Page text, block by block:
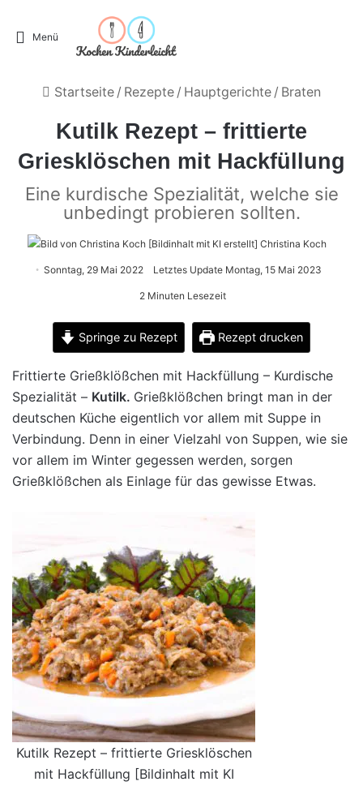
Menü
Startseite / Rezepte / Hauptgerichte / Braten
Kutilk Rezept – frittierte
Griesklöschen mit Hackfüllung
Eine kurdische Spezialität, welche sie
unbedingt probieren sollten.
Christina Koch
Sonntag, 29 Mai 2022 Letztes Update Montag, 15 Mai 2023
2 Minuten Lesezeit
Springe zu Rezept Rezept drucken
Frittierte Grießklößchen mit Hackfüllung – Kurdische
Spezialität – Kutilk. Grießklößchen bringt man in der
deutschen Küche eigentlich vor allem mit Suppe in
Verbindung. Denn in einer Vielzahl von Suppen, wie sie
vor allem im Winter gegessen werden, sorgen
Grießklößchen als Einlage für das gewisse Etwas.
Kutilk Rezept – frittierte Griesklöschen
mit Hackfüllung [Bildinhalt mit KI